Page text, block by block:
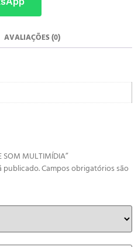
AVALIAÇÕES (0)
MULTIMÍDIA”
publicado.Campos obrigatórios são